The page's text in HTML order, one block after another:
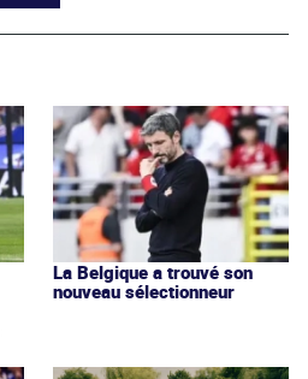
La Belgique a trouvé son
nouveau sélectionneur